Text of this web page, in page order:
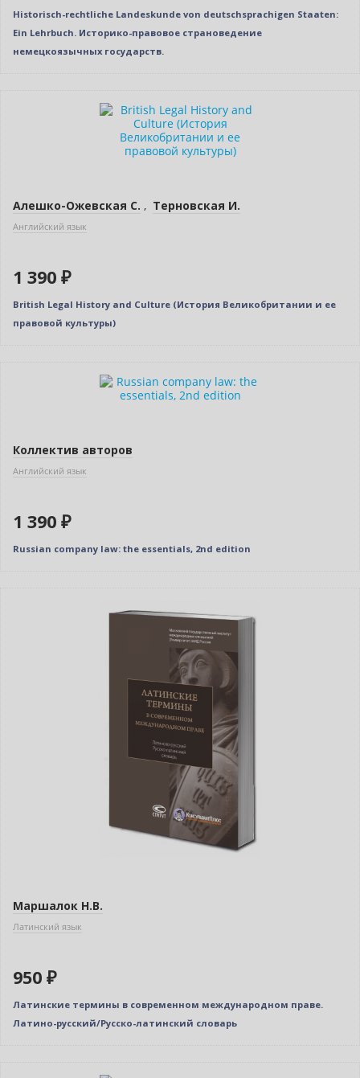
Historisch-rechtliche Landeskunde von deutschsprachigen Staaten:
Ein Lehrbuch. Историко-правовое страноведение
немецкоязычных государств.
Алешко-Ожевская С. , Терновская И.
Английский язык
1 390 ₽
British Legal History and Culture (История Великобритании и ее
правовой культуры)
Коллектив авторов
Английский язык
1 390 ₽
Russian company law: the essentials, 2nd edition
Маршалок Н.В.
Латинский язык
950 ₽
Латинские термины в современном международном праве.
Латино-русский/Русско-латинский словарь